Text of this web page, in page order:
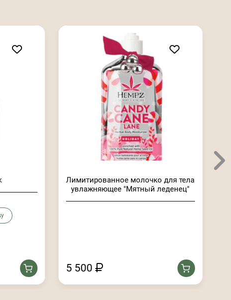
Лимитированное молочко для тела
увлажняющее "Мятный леденец"
5 500